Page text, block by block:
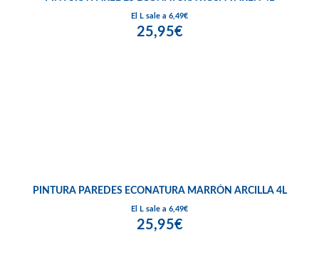
El L sale a 6,49€
25,95€
PINTURA PAREDES ECONATURA MARRÓN ARCILLA 4L
El L sale a 6,49€
25,95€